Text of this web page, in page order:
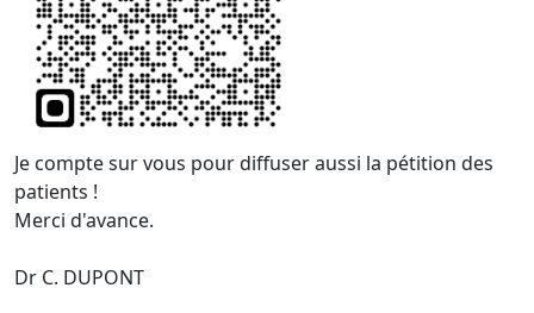
Je compte sur vous pour diffuser aussi la pétition des
patients !
Merci d'avance.
Dr C. DUPONT